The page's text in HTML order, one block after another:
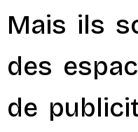
Mais ils
des
de